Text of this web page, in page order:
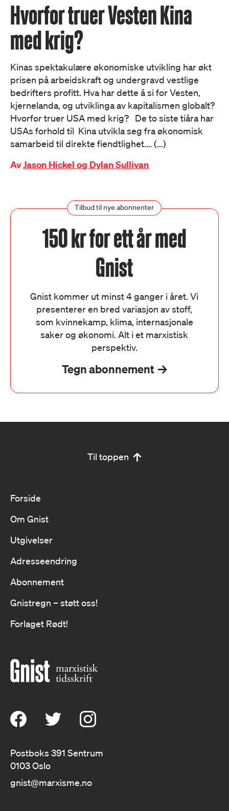
Hvorfor truer Vesten Kina
med krig?
Kinas spektakulære økonomiske utvikling har økt
prisen på arbeidskraft og undergravd vestlige
bedrifters profitt. Hva har dette å si for Vesten,
kjernelanda, og utviklinga av kapitalismen globalt?
Hvorfor truer USA med krig? De to siste tiåra har
USAs forhold til Kina utvikla seg fra økonomisk
samarbeid til direkte fiendtlighet.… (...)
AvJason Hickel og Dylan Sullivan
Tilbud til nye abonnenter
150 kr for ett år med
Gnist
Gnist kommer ut minst 4 ganger i året. Vi
presenterer en bred variasjon av stoff,
som kvinnekamp, klima, internasjonale
saker og økonomi. Alt i et marxistisk
perspektiv.
Tegn abonnement
Til toppen
Forside
Om Gnist
Utgivelser
Adresseendring
Abonnement
Gnistregn – støtt oss!
Forlaget Rødt!
Postboks 391 Sentrum
0103 Oslo
gnist@marxisme.no